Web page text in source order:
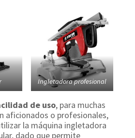
Ingletadora profesional
de uso, para muchas
aficionados o profesionales,
la máquina ingletadora
dado que permite